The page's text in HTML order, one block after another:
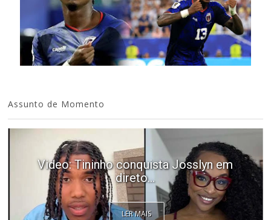
Assunto de Momento
Video: Tininho conquista Josslyn em
direto...
LER MAIS